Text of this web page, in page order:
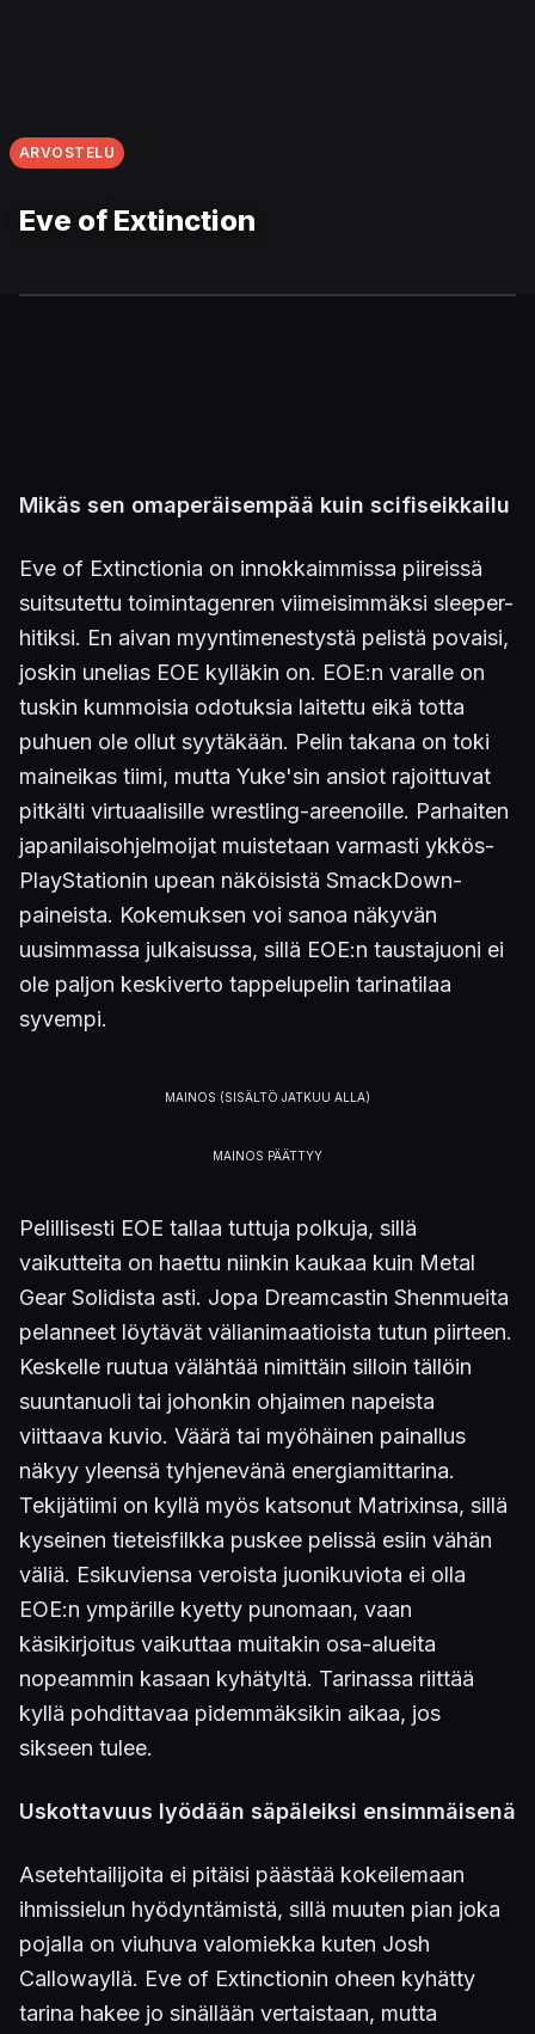
ARVOSTELU
Eve of Extinction
Mikäs sen omaperäisempää kuin scifiseikkailu
Eve of Extinctionia on innokkaimmissa piireissä
suitsutettu toimintagenren viimeisimmäksi sleeper-
hitiksi. En aivan myyntimenestystä pelistä povaisi,
joskin unelias EOE kylläkin on. EOE:n varalle on
tuskin kummoisia odotuksia laitettu eikä totta
puhuen ole ollut syytäkään. Pelin takana on toki
maineikas tiimi, mutta Yuke'sin ansiot rajoittuvat
pitkälti virtuaalisille wrestling-areenoille. Parhaiten
japanilaisohjelmoijat muistetaan varmasti ykkös-
PlayStationin upean näköisistä SmackDown-
paineista. Kokemuksen voi sanoa näkyvän
uusimmassa julkaisussa, sillä EOE:n taustajuoni ei
ole paljon keskiverto tappelupelin tarinatilaa
syvempi.
Pelillisesti EOE tallaa tuttuja polkuja, sillä
vaikutteita on haettu niinkin kaukaa kuin Metal
Gear Solidista asti. Jopa Dreamcastin Shenmueita
pelanneet löytävät välianimaatioista tutun piirteen.
Keskelle ruutua välähtää nimittäin silloin tällöin
suuntanuoli tai johonkin ohjaimen napeista
viittaava kuvio. Väärä tai myöhäinen painallus
näkyy yleensä tyhjenevänä energiamittarina.
Tekijätiimi on kyllä myös katsonut Matrixinsa, sillä
kyseinen tieteisfilkka puskee pelissä esiin vähän
väliä. Esikuviensa veroista juonikuviota ei olla
EOE:n ympärille kyetty punomaan, vaan
käsikirjoitus vaikuttaa muitakin osa-alueita
nopeammin kasaan kyhätyltä. Tarinassa riittää
kyllä pohdittavaa pidemmäksikin aikaa, jos
sikseen tulee.
Uskottavuus lyödään säpäleiksi ensimmäisenä
Asetehtailijoita ei pitäisi päästää kokeilemaan
ihmissielun hyödyntämistä, sillä muuten pian joka
pojalla on viuhuva valomiekka kuten Josh
Callowayllä. Eve of Extinctionin oheen kyhätty
tarina hakee jo sinällään vertaistaan, mutta